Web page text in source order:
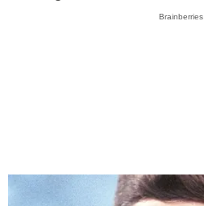
Brainberries